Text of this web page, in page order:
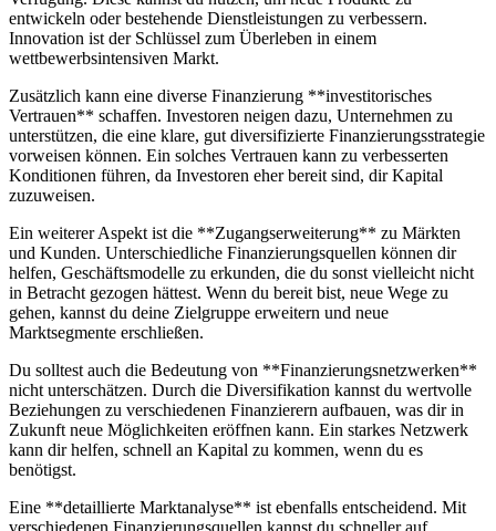
entwickeln oder bestehende Dienstleistungen ⁤zu verbessern.​
Innovation ist der Schlüssel‍ zum Überleben⁤ in einem
wettbewerbsintensiven Markt.
Zusätzlich kann ​eine diverse ‍Finanzierung ‍**investitorisches
⁣Vertrauen** ⁣schaffen. Investoren neigen dazu,⁤ Unternehmen zu
⁤unterstützen, die eine klare, gut diversifizierte‌ Finanzierungsstrategie⁢
vorweisen können. Ein solches Vertrauen⁤ kann zu verbesserten
Konditionen führen, da Investoren​ eher ⁣bereit sind, dir Kapital
zuzuweisen.
Ein weiterer Aspekt ist ⁢die **Zugangserweiterung** zu Märkten
und Kunden. ‌Unterschiedliche Finanzierungsquellen können dir
helfen,⁣ Geschäftsmodelle zu erkunden, die du⁣ sonst vielleicht‌ nicht ​
in​ Betracht ⁤gezogen hättest. Wenn du bereit bist, ‍neue Wege zu
gehen, kannst du deine ‍Zielgruppe erweitern und neue‍
Marktsegmente erschließen.
Du solltest ⁢auch die Bedeutung⁢ von **Finanzierungsnetzwerken**
nicht unterschätzen. Durch die Diversifikation‍ kannst du wertvolle
Beziehungen ​zu ⁤verschiedenen Finanzierern aufbauen,⁤ was dir‍ in
Zukunft neue Möglichkeiten⁣ eröffnen‍ kann. Ein starkes Netzwerk
‍kann dir⁢ helfen, schnell an Kapital zu ⁤kommen, wenn du es
benötigst.
Eine **detaillierte Marktanalyse** ist ebenfalls entscheidend. Mit
⁤verschiedenen Finanzierungsquellen​ kannst du ⁤schneller auf